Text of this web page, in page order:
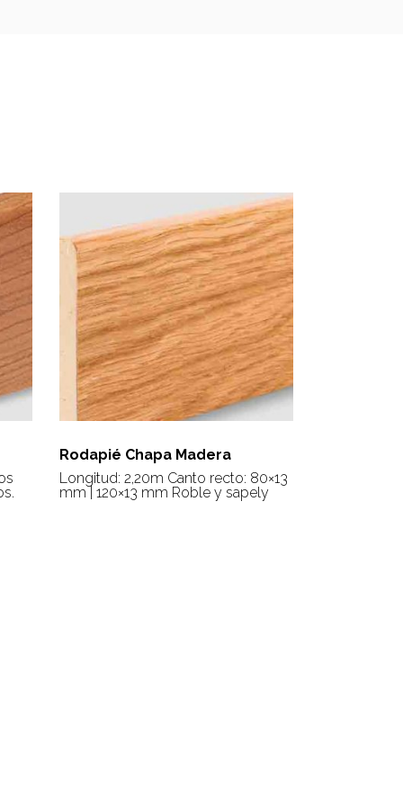
Rodapié Chapa Madera
Longitud: 2,20m Canto recto: 80×13
mm | 120×13 mm Roble y sapely